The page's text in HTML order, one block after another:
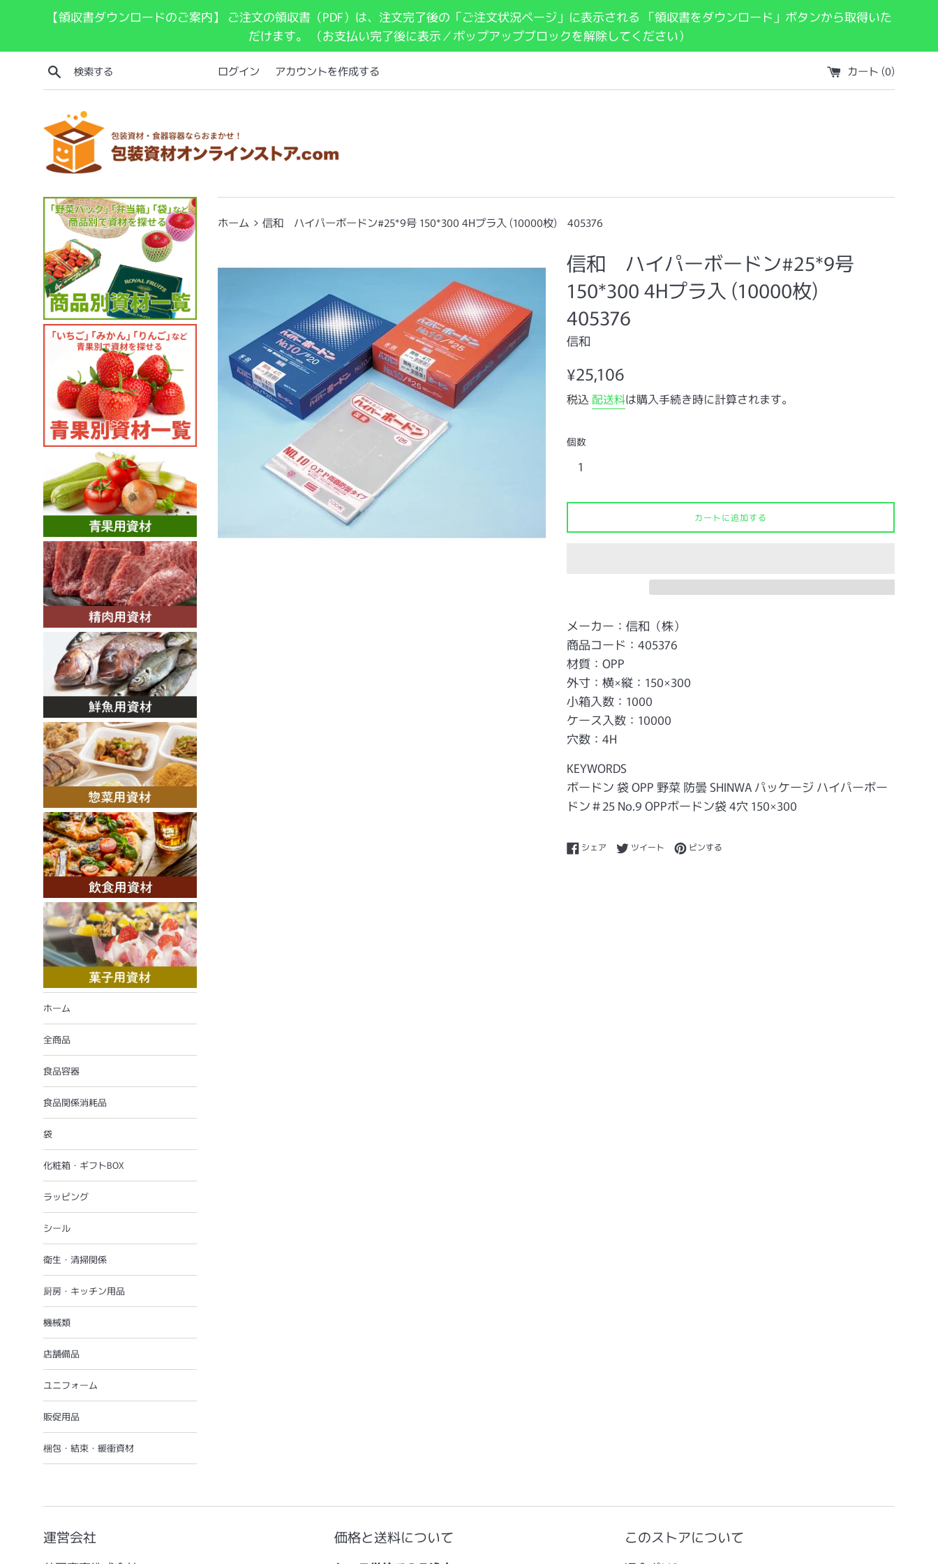
【領収書ダウンロードのご案内】 ご注文の領収書（PDF）は、注文完了後の「ご注文状況ページ」に表示される 「領収書をダウンロード」ボタンから取得いた
だけます。 （お支払い完了後に表示／ポップアップブロックを解除してください）
検索する
ログイン アカウントを作成する カート (0)
ホーム
全商品
食品容器
食品関係消耗品
袋
化粧箱・ギフトBOX
ラッピング
シール
衛生・清掃関係
厨房・キッチン用品
機械類
店舗備品
ユニフォーム
販促用品
梱包・結束・緩衝資材
ホーム › 信和 ハイパーボードン#25*9号 150*300 4Hプラ入 (10000枚) 405376
信和 ハイパーボードン#25*9号
150*300 4Hプラ入 (10000枚)
405376
信和
通
価
¥25,106
税込 配送料は購入手続き時に計算されます。
個数
カートに追加する
メーカー：信和（株）
商品コード：405376
材質：OPP
外寸：横×縦：150×300
小箱入数：1000
ケース入数：10000
穴数：4H
KEYWORDS
ボードン 袋 OPP 野菜 防曇 SHINWA パッケージ ハイパーボー
ドン＃25 No.9 OPPボードン袋 4穴 150×300
シェア Facebookでシェアする
ツイート Twitterに投稿する
ピンする
運営会社 価格と送料について このストアについて